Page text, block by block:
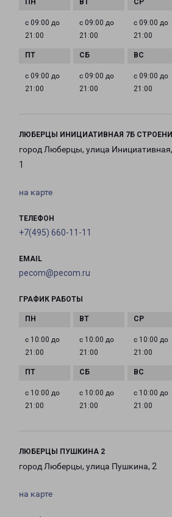
с 09:00 до
21:00
с 09:00 до
21:00
с 09:00 до
21:00
с 09:00 до
21:00
с 09:00 до
21:00
с 09:00 до
21:00
ЛЮБЕРЦЫ ИНИЦИАТИВНАЯ 7Б
город Люберцы, улица
1
на карте
ТЕЛЕФОН
+7(495) 660-11-11
EMAIL
pecom@pecom.ru
ГРАФИК РАБОТЫ
с 10:00 до
21:00
с 10:00 до
21:00
с 10:00 до
21:00
с 10:00 до
21:00
с 10:00 до
21:00
с 10:00 до
21:00
ЛЮБЕРЦЫ ПУШКИНА 2
город Люберцы, улица Пушкина, 2
на карте